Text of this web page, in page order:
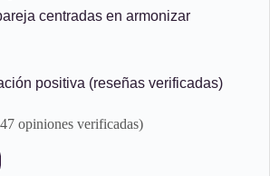
centradas en armonizar
positiva (reseñas verificadas)
opiniones verificadas)